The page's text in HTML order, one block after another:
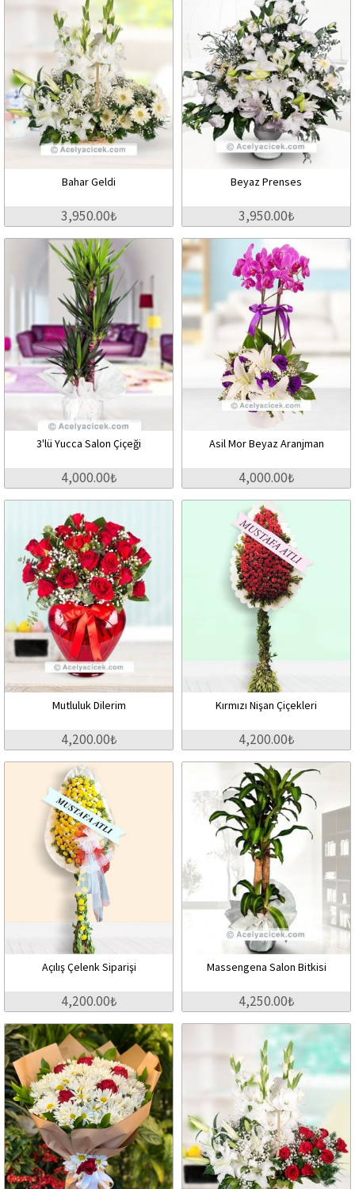
Bahar Geldi
3,950.00₺
Beyaz Prenses
3,950.00₺
3'lü Yucca Salon Çiçeği
4,000.00₺
Asil Mor Beyaz Aranjman
4,000.00₺
Mutluluk Dilerim
4,200.00₺
Kırmızı Nişan Çiçekleri
4,200.00₺
Açılış Çelenk Siparişi
4,200.00₺
Massengena Salon Bitkisi
4,250.00₺